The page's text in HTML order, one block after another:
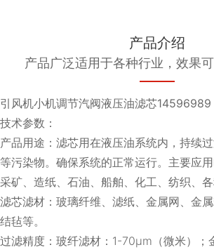
产品介绍
产品广泛适用于各种行业，效果
引风机小机调节汽阀液压油滤芯
技术参数：
产品用途：滤芯用在液压油系统内，持续
等污染物。确保系统的正常运行。主要应用
采矿、造纸、石油、船舶、化工、纺织、各
滤芯滤材：玻璃纤维、滤纸、金属网、金
结毡等。
过滤精度：玻纤滤材：1-70μm（微米）；